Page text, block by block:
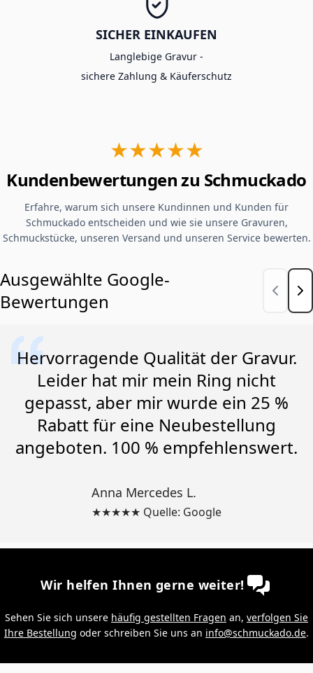
SICHER EINKAUFEN
Langlebige Gravur -
sichere Zahlung & Käuferschutz
★★★★★
Kundenbewertungen zu Schmuckado
Erfahre, warum sich unsere Kundinnen und Kunden für
Schmuckado entscheiden und wie sie unsere Gravuren,
Schmuckstücke, unseren Versand und unseren Service bewerten.
Ausgewählte Google-
Bewertungen
Hervorragende Qualität der Gravur.
Leider hat mir mein Ring nicht
gepasst, aber mir wurde ein 25 %
Rabatt für eine Neubestellung
angeboten. 100 % empfehlenswert.
Anna Mercedes L.
★★★★★ Quelle: Google
Wir helfen Ihnen gerne weiter!
Sehen Sie sich unsere häufig gestellten Fragen an, verfolgen Sie
Ihre Bestellung oder schreiben Sie uns an info@schmuckado.de.